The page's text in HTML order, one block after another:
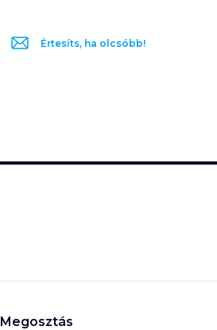
Értesíts, ha olcsóbb!
Megosztás